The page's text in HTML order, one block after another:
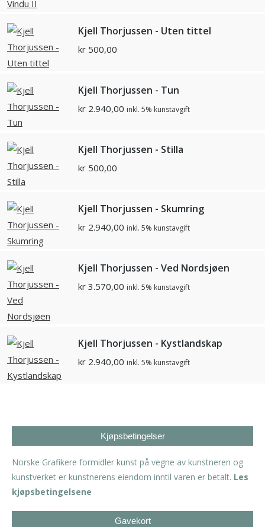
Kjell Thorjussen - Uten tittel
kr 500,00
Kjell Thorjussen - Tun
kr 2.940,00 inkl. 5% kunstavgift
Kjell Thorjussen - Stilla
kr 500,00
Kjell Thorjussen - Skumring
kr 2.940,00 inkl. 5% kunstavgift
Kjell Thorjussen - Ved Nordsjøen
kr 3.570,00 inkl. 5% kunstavgift
Kjell Thorjussen - Kystlandskap
kr 2.940,00 inkl. 5% kunstavgift
Kjøpsbetingelser
Norske Grafikere formidler kunst på vegne av kunstneren og
kunstverket er kunstnerens eiendom inntil varen er betalt. Les
kjøpsbetingelsene
Gavekort